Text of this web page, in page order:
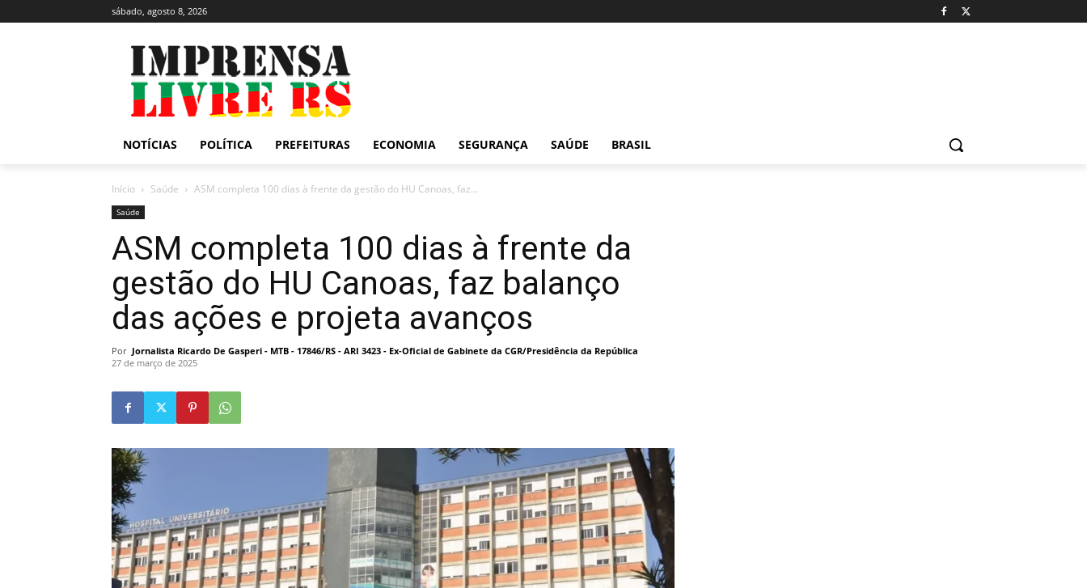
sábado, agosto 8, 2026
NOTÍCIAS POLÍTICA PREFEITURAS ECONOMIA SEGURANÇA SAÚDE BRASIL
Início Saúde ASM completa 100 dias à frente da gestão do HU Canoas, faz...
Saúde
ASM completa 100 dias à frente da
gestão do HU Canoas, faz balanço
das ações e projeta avanços
Por Jornalista Ricardo De Gasperi - MTB - 17846/RS - ARI 3423 - Ex-Oficial de Gabinete da CGR/Presidência da República
27 de março de 2025